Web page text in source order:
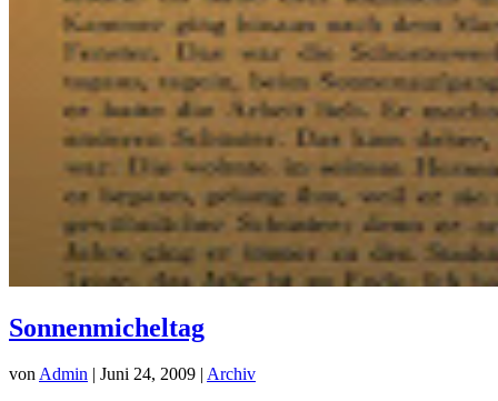
Sonnenmicheltag
vonAdmin | Juni 24, 2009 | Archiv